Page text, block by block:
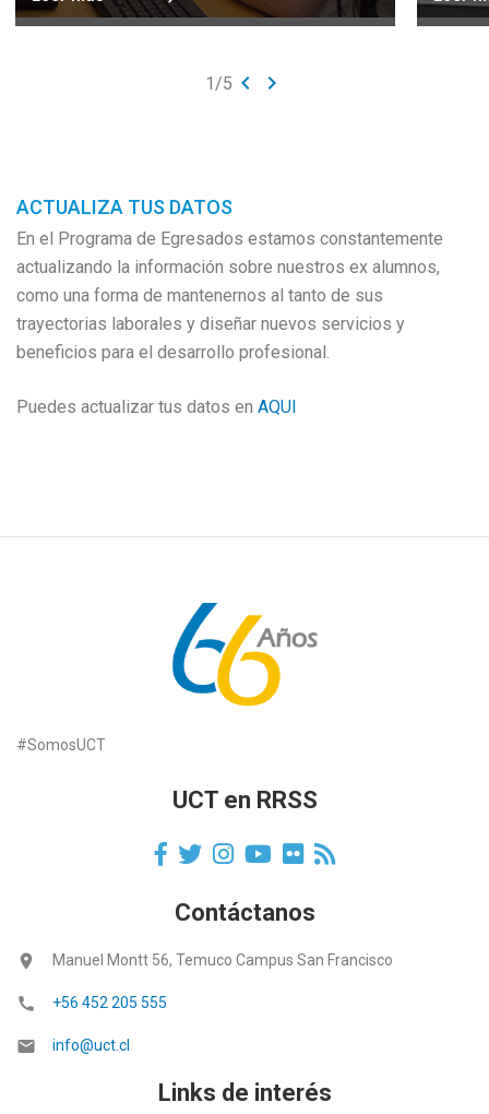
1 /5 keyboard_arrow_left keyboard_arrow_right
ACTUALIZA TUS DATOS
En el Programa de Egresados estamos constantemente
actualizando la información sobre nuestros ex alumnos,
como una forma de mantenernos al tanto de sus
trayectorias laborales y diseñar nuevos servicios y
beneficios para el desarrollo profesional.
Puedes actualizar tus datos en AQUI
#SomosUCT
UCT en RRSS
Contáctanos
location_on Manuel Montt 56, Temuco Campus San Francisco
call +56 452 205 555
email info@uct.cl
Links de interés